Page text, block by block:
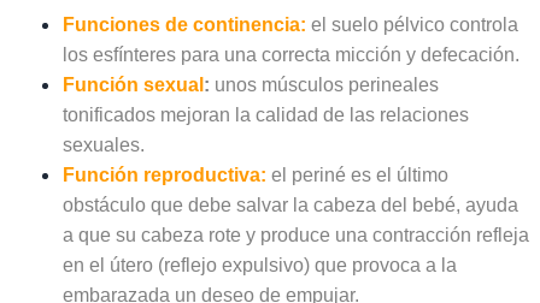
Funciones de continencia:el suelo pélvico controla
los esfínteres para una correcta micción y defecación.
Función sexual : unos músculos perineales
tonificados mejoran la calidad de las relaciones
sexuales.
Función reproductiva:el periné es el último
obstáculo que debe salvar la cabeza del bebé, ayuda
a que su cabeza rote y produce una contracción refleja
en el útero (reflejo expulsivo) que provoca a la
embarazada un deseo de empujar.